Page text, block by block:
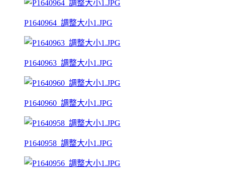
P1640964_調整大小1.JPG
P1640963_調整大小1.JPG
P1640960_調整大小1.JPG
P1640958_調整大小1.JPG